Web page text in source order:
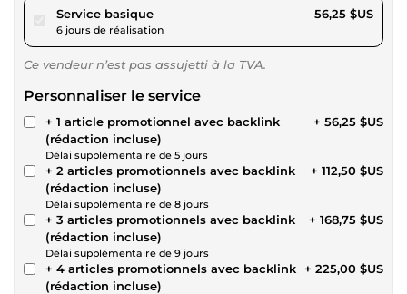
Service basiquepour 51,84 $US
6 jours de réalisation
56,25 $US
Ce vendeur n’est pas assujetti à la TVA.
Personnaliser le service
+ 1 article promotionnel avec backlink
(rédaction incluse)
Délai supplémentaire de 5 jours
+ 56,25 $US
+ 2 articles promotionnels avec backlink
(rédaction incluse)
Délai supplémentaire de 8 jours
+ 112,50 $US
+ 3 articles promotionnels avec backlink
(rédaction incluse)
Délai supplémentaire de 9 jours
+ 168,75 $US
+ 4 articles promotionnels avec backlink
(rédaction incluse)
+ 225,00 $US